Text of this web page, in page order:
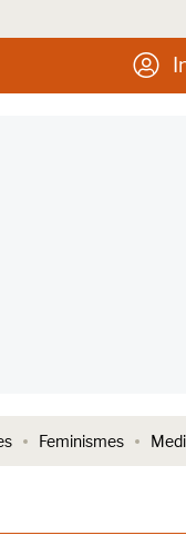
Feminismes